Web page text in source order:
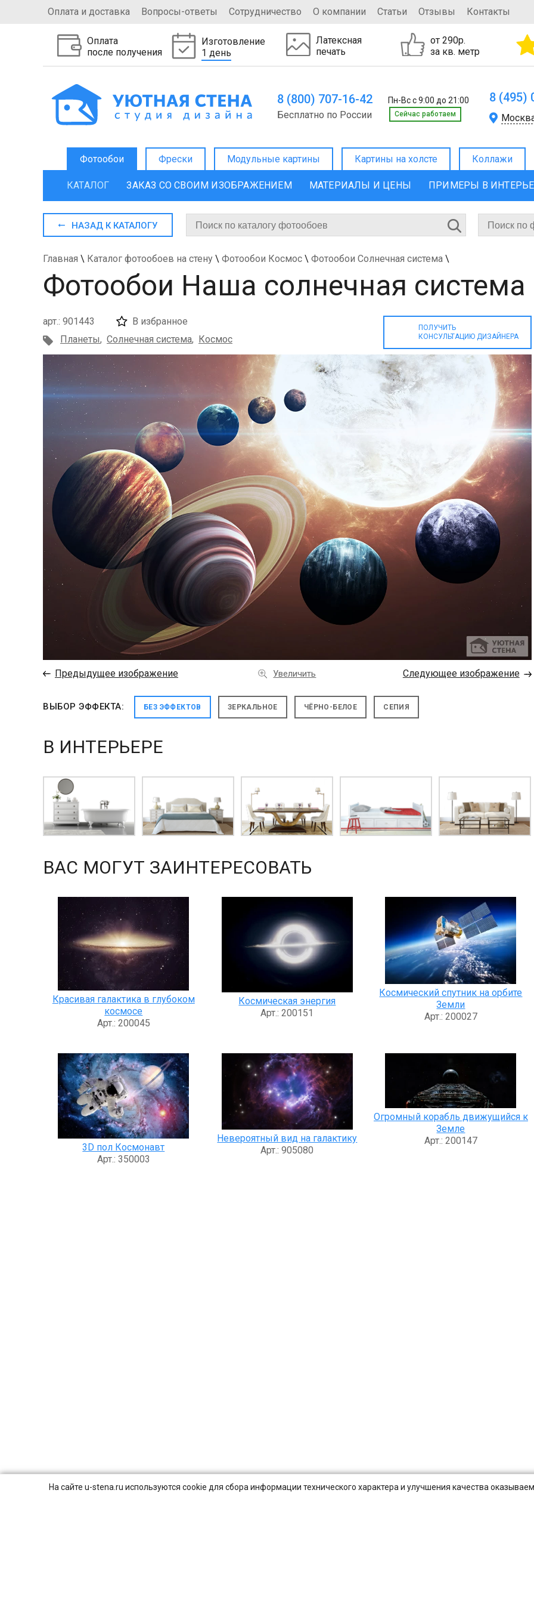
На сайте u-stena.ru используются cookie для сбора информации технического характера и улучшения качества
Оплата и доставка Вопросы-ответы Сотрудничество О компании Статьи Отзывы Контакты
Оплата
после получения
Изготовление
1 день
Латексная
печать
от 290р.
за кв. метр
8 (800) 707-16-42 Пн-Вс с 9:00 до 21:00
Бесплатно по России Cейчас работаем
8 (495)
Фотообои Фрески Модульные картины Картины на холсте Коллажи
КАТАЛОГ ЗАКАЗ СО СВОИМ ИЗОБРАЖЕНИЕМ МАТЕРИАЛЫ И ЦЕНЫ ПРИМЕРЫ В
НАЗАД К КАТАЛОГУ
Главная \ Каталог фотообоев на стену \ Фотообои Космос \ Фотообои Солнечная система \
Фотообои Наша солнечная система
арт.: 901443
В избранное
Планеты, Солнечная система, Космос
ПОЛУЧИТЬ
КОНСУЛЬТАЦИЮ ДИЗАЙНЕРА
← Предыдущее изображение Увеличить Следующее изображение →
ВЫБОР ЭФФЕКТА: БЕЗ ЭФФЕКТОВ ЗЕРКАЛЬНОЕ ЧЁРНО-БЕЛОЕ СЕПИЯ
В ИНТЕРЬЕРЕ
ВАС МОГУТ ЗАИНТЕРЕСОВАТЬ
Красивая галактика в глубоком
космосе
Арт.: 200045
Космическая энергия
Арт.: 200151
Космический спутник на орбите
Земли
Арт.: 200027
3D пол Космонавт
Арт.: 350003
Невероятный вид на галактику
Арт.: 905080
Огромный корабль движущийся к
Земле
Арт.: 200147